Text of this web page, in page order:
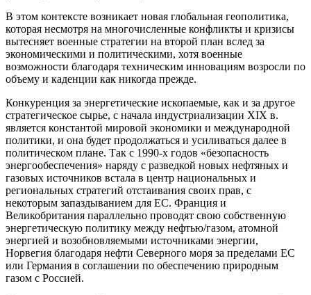
В этом контексте возникает новая глобальная геополитика,
которая несмотря на многочисленные конфликты и кризисы
вытесняет военные стратегии на второй план вслед за
экономическими и политическими, хотя военные
возможности благодаря техническим инновациям возросли по
объему и каденции как никогда прежде.
Конкуренция за энергетические ископаемые, как и за другое
стратегическое сырье, с начала индустриализации XIX в.
является константой мировой экономики и международной
политики, и она будет продолжаться и усиливаться далее в
политическом плане. Так с 1990-х годов «безопасность
энергообеспечения» наряду с разведкой новых нефтяных и
газовых источников встала в центр национальных и
региональных стратегий отстаивания своих прав, с
некоторым запаздыванием для ЕС. Франция и
Великобритания параллельно проводят свою собственную
энергетическую политику между нефтью/газом, атомной
энергией и возобновляемыми источниками энергии,
Норвегия благодаря нефти Северного моря за пределами ЕС
или Германия в соглашении по обеспечению природным
газом с Россией.